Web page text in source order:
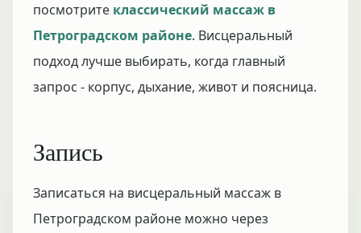
посмотрите классический массаж в
Петроградском районе. Висцеральный
подход лучше выбирать, когда главный
запрос - корпус, дыхание, живот и поясница.
Запись
Записаться на висцеральный массаж в
Петроградском районе можно через